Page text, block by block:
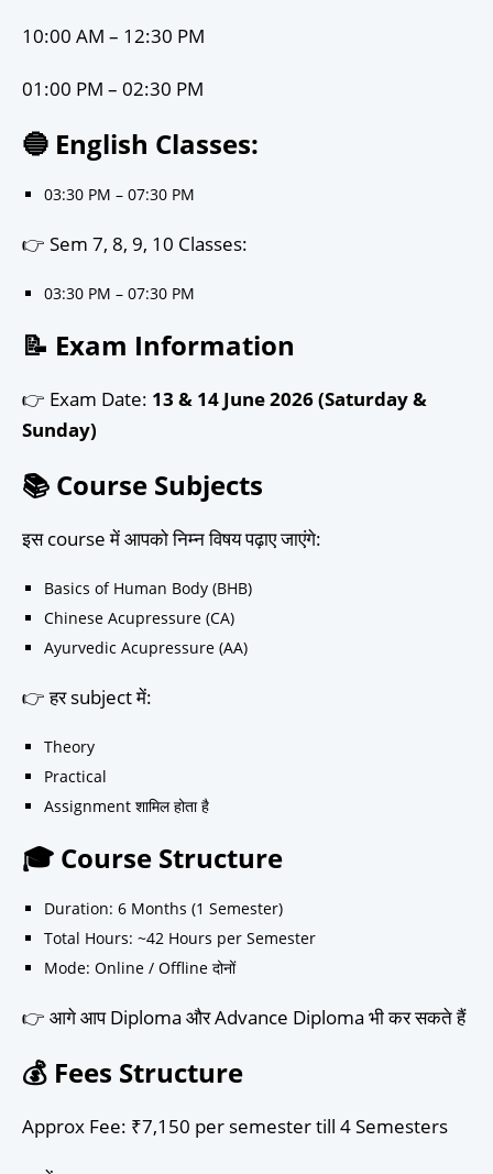
10:00 AM – 12:30 PM
01:00 PM – 02:30 PM
🔵 English Classes:
03:30 PM – 07:30 PM
👉 Sem 7, 8, 9, 10 Classes:
03:30 PM – 07:30 PM
📝 Exam Information
👉 Exam Date: 13 & 14 June 2026 (Saturday &
Sunday)
📚 Course Subjects
इस course में आपको निम्न विषय पढ़ाए जाएंगे:
Basics of Human Body (BHB)
Chinese Acupressure (CA)
Ayurvedic Acupressure (AA)
👉 हर subject में:
Theory
Practical
Assignment शामिल होता है
🎓 Course Structure
Duration: 6 Months (1 Semester)
Total Hours: ~42 Hours per Semester
Mode: Online / Offline दोनों
👉 आगे आप Diploma और Advance Diploma भी कर सकते हैं
💰 Fees Structure
Approx Fee: ₹7,150 per semester till 4 Semesters